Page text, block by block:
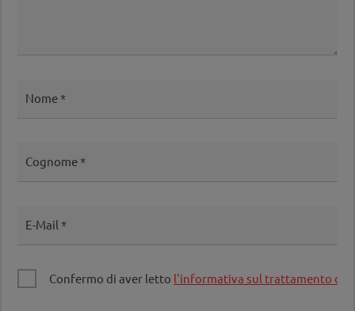
Nome
Cognome
E-Mail
Confermo di aver letto l'informativa sul trattamento dei